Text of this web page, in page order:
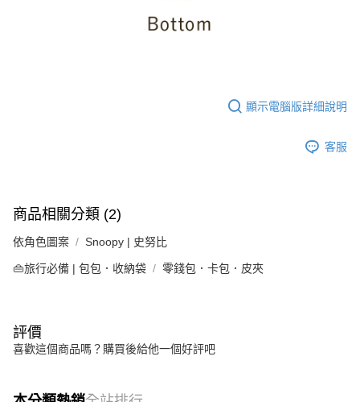
顯示電腦版詳細說明
客服
商品相關分類 (2)
依角色圖案 Snoopy | 史努比
👜旅行必備 | 包包．收納袋 零錢包．卡包．皮夾
評價
喜歡這個商品嗎？購買後給他一個好評吧